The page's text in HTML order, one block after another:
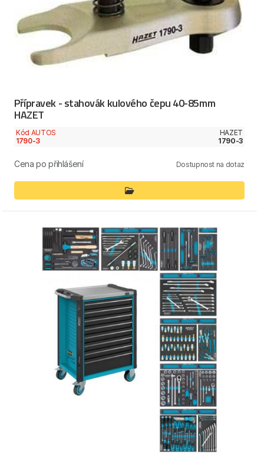
Přípravek - stahovák kulového čepu 40-85mm
HAZET
Kód AUTOS
1790-3
HAZET
1790-3
Cena po přihlášení Dostupnost na dotaz